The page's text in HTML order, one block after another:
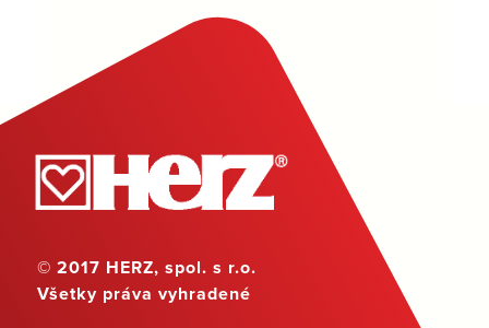
© 2017 HERZ, spol. s r.o.
Všetky práva vyhradené